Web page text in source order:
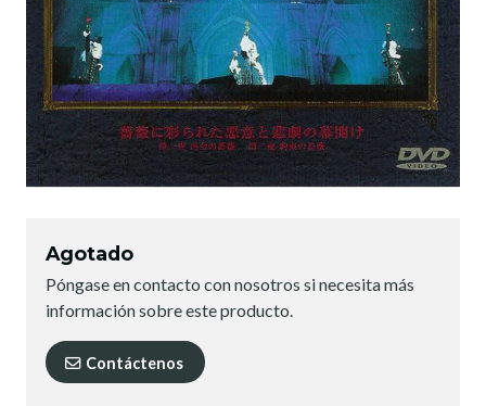
Agotado
Póngase en contacto con nosotros si necesita más
información sobre este producto.
Contáctenos